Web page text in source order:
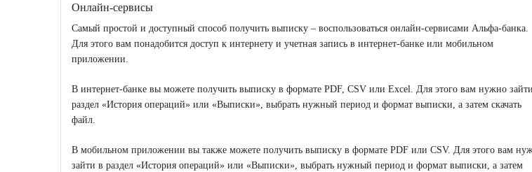
Онлайн-сервисы
Самый простой и доступный способ получить выписку – воспользоваться онлайн-сервисами Альфа-банка.
Для этого вам понадобится доступ к интернету и учетная запись в интернет-банке или мобильном
приложении.
В интернет-банке вы можете получить выписку в формате PDF, CSV или Excel. Для этого вам нужно
раздел «История операций» или «Выписки», выбрать нужный период и формат выписки, а затем скачать
файл.
В мобильном приложении вы также можете получить выписку в формате PDF или CSV. Для этого вам
зайти в раздел «История операций» или «Выписки», выбрать нужный период и формат выписки, а затем